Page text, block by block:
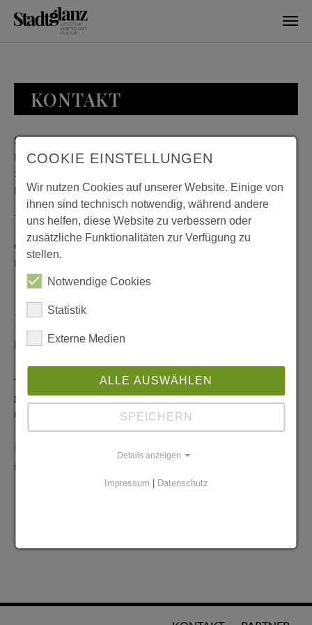
KONTAKT
Stadtglanz / mediaworld GmbH
Bankplatz 8
38100 Braunschweig
Deutschland
Telefon: 0531 482010-20
Geschäftszeiten: Montag bis Donnerstag 08:00 bis 18:00;
Freitag 08:00 bis 15:00
Redaktionelle Anfragen
info@stadtglanz.de
Anzeigen-Service
graen@mediaworldgmbh.deoder
meyer@mediaworldgmbh.de
tipps@stadtglanz.de
COOKIE EINSTELLUNGEN
Wir nutzen Cookies auf unserer Website. Einige von
ihnen sind technisch notwendig, während andere
uns helfen, diese Website zu verbessern oder
zusätzliche Funktionalitäten zur Verfügung zu
stellen.
Notwendige Cookies
Statistik
Externe Medien
ALLE AUSWÄHLEN
SPEICHERN
Details anzeigen
Impressum | Datenschutz